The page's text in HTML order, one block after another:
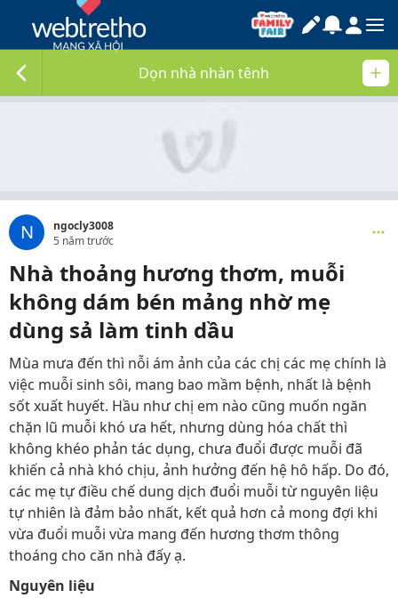
Dọn nhà nhàn tênh
N
ngocly3008
5 năm trước
Nhà thoảng hương thơm, muỗi
không dám bén mảng nhờ mẹ
dùng sả làm tinh dầu
Mùa mưa đến thì nỗi ám ảnh của các chị các mẹ chính là
việc muỗi sinh sôi, mang bao mầm bệnh, nhất là bệnh
sốt xuất huyết. Hầu như chị em nào cũng muốn ngăn
chặn lũ muỗi khó ưa hết, nhưng dùng hóa chất thì
không khéo phản tác dụng, chưa đuổi được muỗi đã
khiến cả nhà khó chịu, ảnh hưởng đến hệ hô hấp. Do đó,
các mẹ tự điều chế dung dịch đuổi muỗi từ nguyên liệu
tự nhiên là đảm bảo nhất, kết quả hơn cả mong đợi khi
vừa đuổi muỗi vừa mang đến hương thơm thông
thoáng cho căn nhà đấy ạ.
Nguyên liệu